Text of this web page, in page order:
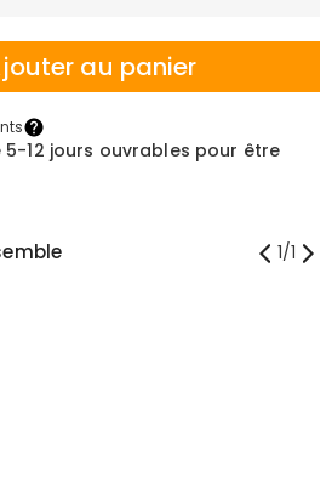
au panier
5-12 jours ouvrables pour être
1/1